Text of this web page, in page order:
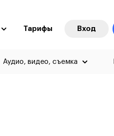
Тарифы Вход
Аудио, видео, съемка